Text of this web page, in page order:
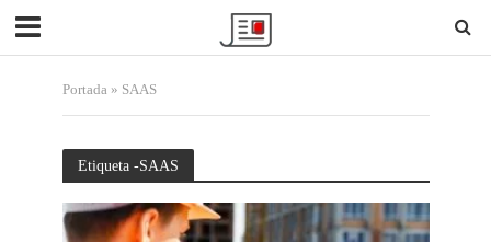
Portada» SAAS
Etiqueta -SAAS